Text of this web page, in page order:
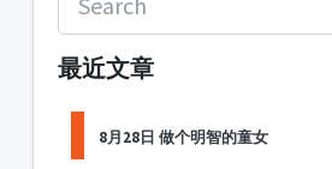
最近文章
8月28日 做个明智的童女